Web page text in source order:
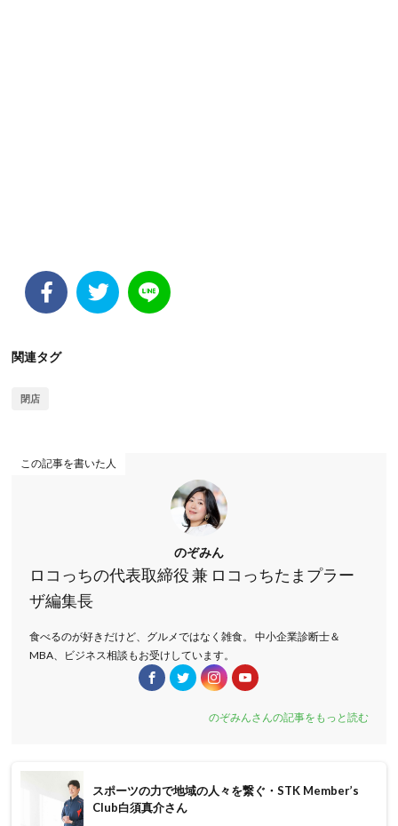
関連タグ
閉店
この記事を書いた人
のぞみん
ロコっちの代表取締役 兼 ロコっちたまプラー
ザ編集長
食べるのが好きだけど、グルメではなく雑食。 中小企業診断士＆
MBA、ビジネス相談もお受けしています。
のぞみんさんの記事をもっと読む
スポーツの力で地域の人々を繋ぐ・STK Member’s
Club白須真介さん